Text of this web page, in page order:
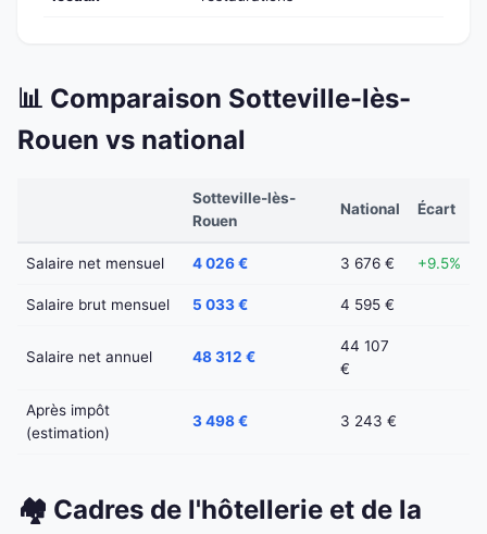
📊 Comparaison Sotteville-lès-
Rouen vs national
Sotteville-lès-
Rouen
National Écart
Salaire net mensuel 4 026 € 3 676 € +9.5%
Salaire brut mensuel 5 033 € 4 595 €
Salaire net annuel 48 312 €
44 107
€
Après impôt
(estimation)
3 498 € 3 243 €
🏘️ Cadres de l'hôtellerie et de la